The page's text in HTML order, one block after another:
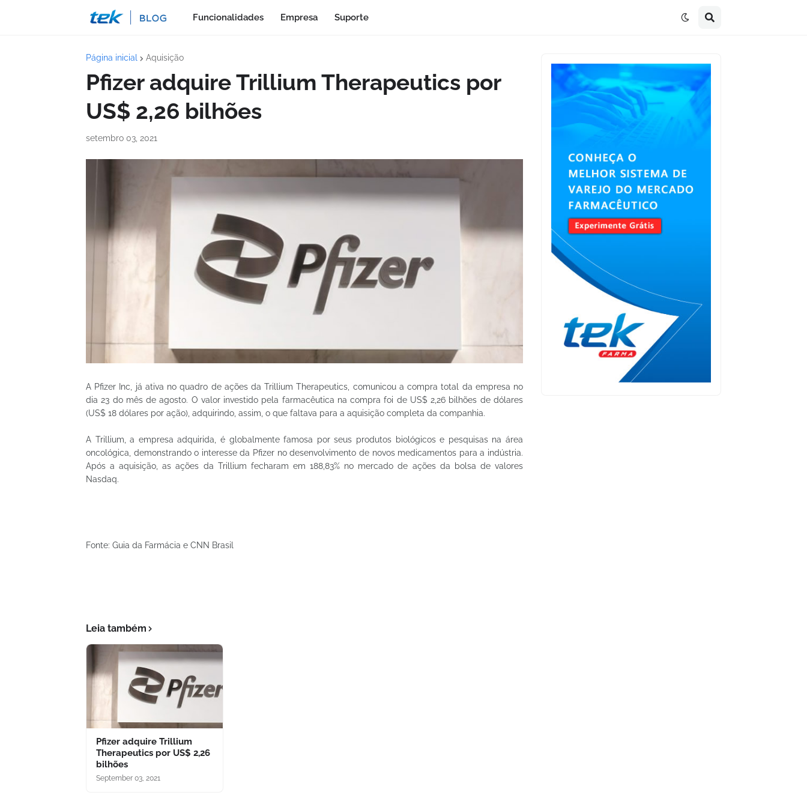
Funcionalidades Empresa Suporte
Página inicial Aquisição
Pfizer adquire Trillium Therapeutics por
US$ 2,26 bilhões
setembro 03, 2021
A Pfizer Inc, já ativa no quadro de ações da Trillium Therapeutics, comunicou a compra total da empresa no
dia 23 do mês de agosto. O valor investido pela farmacêutica na compra foi de US$ 2,26 bilhões de dólares
(US$ 18 dólares por ação), adquirindo, assim, o que faltava para a aquisição completa da companhia.
A Trillium, a empresa adquirida, é globalmente famosa por seus produtos biológicos e pesquisas na área
oncológica, demonstrando o interesse da Pfizer no desenvolvimento de novos medicamentos para a indústria.
Após a aquisição, as ações da Trillium fecharam em 188,83% no mercado de ações da bolsa de valores
Nasdaq.
Fonte: Guia da Farmácia e CNN Brasil
Leia também
Pfizer adquire Trillium
Therapeutics por US$ 2,26
bilhões
September 03, 2021